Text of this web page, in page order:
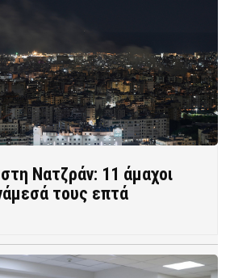
Νατζράν: 11 άμαχοι
τους επτά